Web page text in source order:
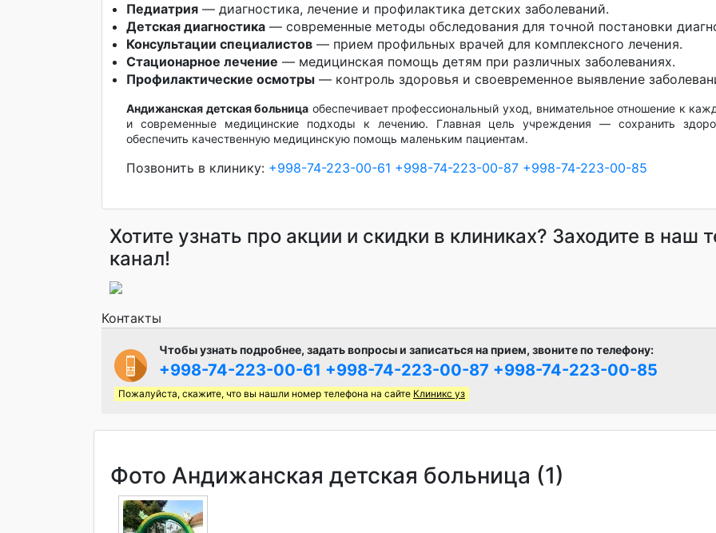
Педиатрия — диагностика, лечение и профилактика детских заболеваний.
Детская диагностика — современные методы обследования для точной постановки
Консультации специалистов — прием профильных врачей для комплексного лечения.
Стационарное лечение — медицинская помощь детям при различных заболеваниях.
Профилактические осмотры — контроль здоровья и своевременное выявление
Андижанская детская больница обеспечивает профессиональный уход, внимательное отношение к
и современные медицинские подходы к лечению. Главная цель учреждения — сохранить
обеспечить качественную медицинскую помощь маленьким пациентам.
Позвонить в клинику: +998-74-223-00-61 +998-74-223-00-87 +998-74-223-00-85
Хотите узнать про акции и скидки в клиниках? Заходите в наш
канал!
Контакты
Чтобы узнать подробнее, задать вопросы и записаться на прием, звоните по телефону:
+998-74-223-00-61 +998-74-223-00-87 +998-74-223-00-85
Пожалуйста, скажите, что вы нашли номер телефона на сайте Клиникс уз
Фото Андижанская детская больница (1)